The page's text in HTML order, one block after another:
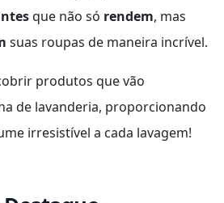
que não só rendem, mas
suas roupas de maneira incrível.
produtos que vão
de lavanderia, proporcionando
irresistível a cada lavagem!